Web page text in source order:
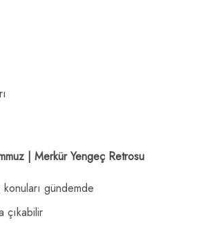
| Merkür Yengeç Retrosu
gündemde
çıkabilir